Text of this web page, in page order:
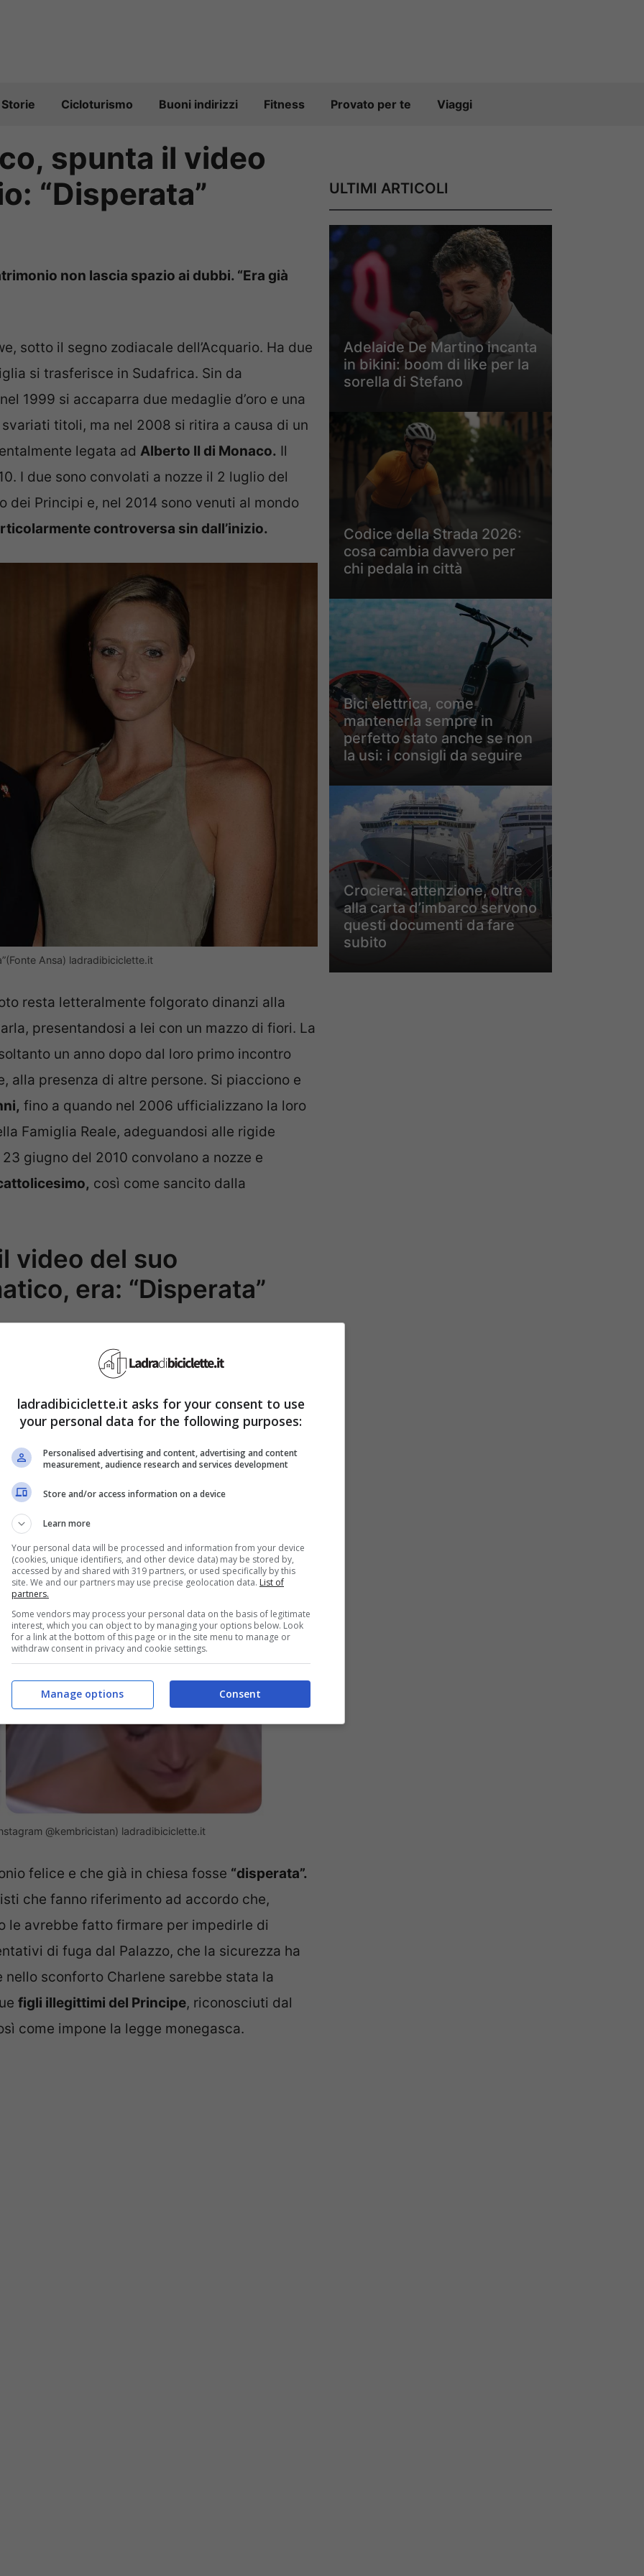
Storie Cicloturismo Buoni indirizzi Fitness Provato per te Viaggi
spunta il video
“Disperata”
non lascia spazio ai dubbi. “Era già
sotto il segno zodiacale dell’Acquario. Ha due
si trasferisce in Sudafrica. Sin da
1999 si accaparra due medaglie d’oro e una
titoli, ma nel 2008 si ritira a causa di un
legata ad Alberto II di Monaco. Il
I due sono convolati a nozze il 2 luglio del
dei Principi e, nel 2014 sono venuti al mondo
controversa sin dall’inizio.
Ansa) ladradibiciclette.it
resta letteralmente folgorato dinanzi alla
presentandosi a lei con un mazzo di fiori. La
un anno dopo dal loro primo incontro
alla presenza di altre persone. Si piacciono e
fino a quando nel 2006 ufficializzano la loro
Famiglia Reale, adeguandosi alle rigide
giugno del 2010 convolano a nozze e
così come sancito dalla
video del suo
era: “Disperata”
tesa ed agitata, ma cerca di
di 850 ospiti, si dirige verso la Chiesetta di
più le lacrime.Il principe Alberto le pone un
non essere stata in grado di contenersi.Il
hanno colto sul volto della Principessa
la scena un anticipo di quello che sarebbe
che gli utenti hanno lasciato alla clip.
@kembricistan) ladradibiciclette.it
felice e che già in chiesa fosse “disperata”.
che fanno riferimento ad accordo che,
le avrebbe fatto firmare per impedirle di
di fuga dal Palazzo, che la sicurezza ha
nello sconforto Charlene sarebbe stata la
figli illegittimi del Principe, riconosciuti dal
come impone la legge monegasca.
ULTIMI ARTICOLI
Adelaide De Martino incanta
in bikini: boom di like per la
sorella di Stefano
Codice della Strada 2026:
cosa cambia davvero per
chi pedala in città
Bici elettrica, come
mantenerla sempre in
perfetto stato anche se non
la usi: i consigli da seguire
Crociera: attenzione, oltre
alla carta d’imbarco servono
questi documenti da fare
subito
ladradibiciclette.it asks for your consent to use
your personal data for the following purposes:
Personalised advertising and content, advertising and content
measurement, audience research and services development
Store and/or access information on a device
Learn more
Your personal data will be processed and information from your device
(cookies, unique identifiers, and other device data) may be stored by,
accessed by and shared with 319 partners, or used specifically by this
site. We and our partners may use precise geolocation data. List of
partners.
Some vendors may process your personal data on the basis of legitimate
interest, which you can object to by managing your options below. Look
for a link at the bottom of this page or in the site menu to manage or
withdraw consent in privacy and cookie settings.
Consent
Manage options